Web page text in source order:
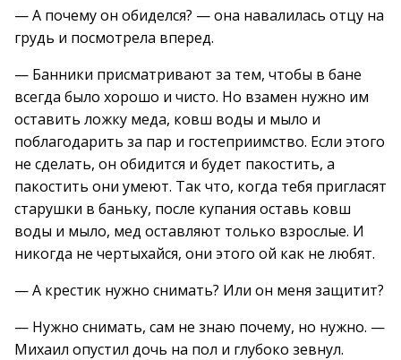
— А почему он обиделся? — она навалилась отцу на
грудь и посмотрела вперед.
— Банники присматривают за тем, чтобы в бане
всегда было хорошо и чисто. Но взамен нужно им
оставить ложку меда, ковш воды и мыло и
поблагодарить за пар и гостеприимство. Если этого
не сделать, он обидится и будет пакостить, а
пакостить они умеют. Так что, когда тебя пригласят
старушки в баньку, после купания оставь ковш
воды и мыло, мед оставляют только взрослые. И
никогда не чертыхайся, они этого ой как не любят.
— А крестик нужно снимать? Или он меня защитит?
— Нужно снимать, сам не знаю почему, но нужно. —
Михаил опустил дочь на пол и глубоко зевнул.